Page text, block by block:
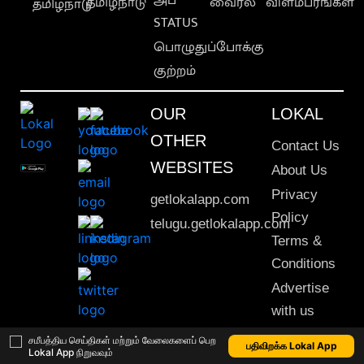
சமீபத்திய செய்திகள் மற்றும் வேலைகளைப் பெற
Lokal App நிறுவவும்
பதிவிறக்க Lokal App
STATUS
பொழுதுப்போக்கு
குற்றம்
OUR
OTHER
WEBSITES
getlokalapp.com
telugu.getlokalapp.com
LOKAL
Contact Us
About Us
Privacy
Policy
Terms &
Conditions
Advertise
with us
Sitemap
This material may not be published, transmitted, rewritten or redistributed. © 2020 Lokal App. All rights reserved.